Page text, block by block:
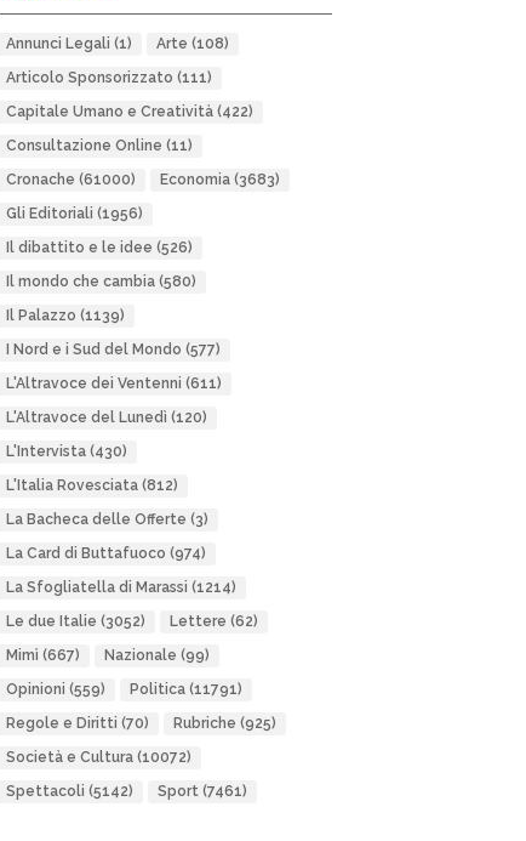
Annunci Legali (1) Arte (108)
Articolo Sponsorizzato (111)
Capitale Umano e Creatività(422)
Consultazione Online (11)
Cronache (61000) Economia(3683)
Gli Editoriali (1956)
Il dibattito e le idee (526)
Il mondo che cambia(580)
Il Palazzo (1139)
I Nord e i Sud del Mondo (577)
L'Altravoce dei Ventenni (611)
L'Altravoce del Lunedì (120)
L'Intervista(430)
L'Italia Rovesciata(812)
La Bacheca delle Offerte (3)
La Card di Buttafuoco (974)
La Sfogliatella di Marassi (1214)
Le due Italie (3052) Lettere (62)
Mimì (667) Nazionale (99)
Opinioni (559) Politica(11791)
Regole e Diritti (70) Rubriche (925)
Società e Cultura(10072)
Spettacoli (5142) Sport(7461)